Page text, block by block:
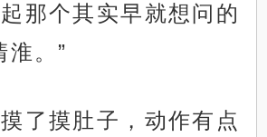
那个其实早就想问的
淮。”
了摸肚子，动作有点